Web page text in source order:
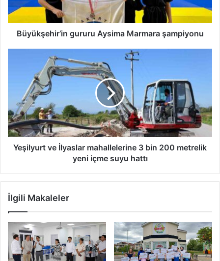
Büyükşehir’in gururu Aysima Marmara şampiyonu
mahallelerine
bin
200
metrelik
yeni
içme
Yeşilyurt ve İlyaslar mahallelerine 3 bin 200 metrelik
yeni içme suyu hattı
İlgili Makaleler